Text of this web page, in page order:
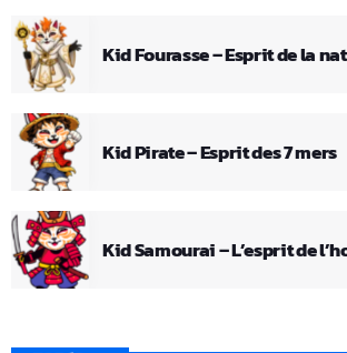
Kid Fourasse – Esprit de la
Kid Pirate – Esprit des 7 mers
Kid Samourai – L’esprit de